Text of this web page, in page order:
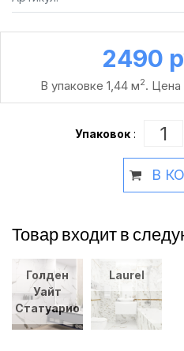
2490
В упаковке 1,44 м2. Цена
Упаковок :
В
Товар входит в
Голден
Уайт
Статуарио
Laurel